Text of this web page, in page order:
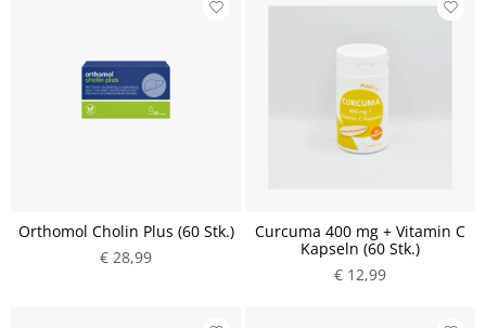
Orthomol Cholin Plus (60 Stk.)
€ 28,99
Curcuma 400 mg + Vitamin C
Kapseln (60 Stk.)
€ 12,99